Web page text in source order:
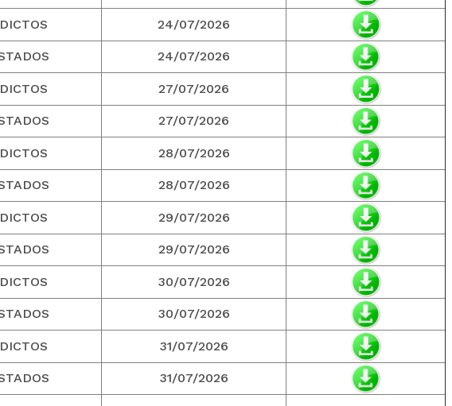
24/07/2026
24/07/2026
27/07/2026
27/07/2026
28/07/2026
28/07/2026
29/07/2026
29/07/2026
30/07/2026
30/07/2026
31/07/2026
31/07/2026